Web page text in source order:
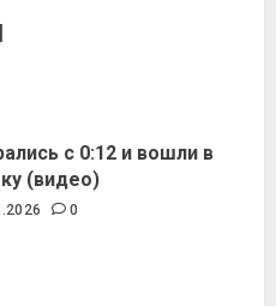
с 0:12 и вошли в
(видео)
0